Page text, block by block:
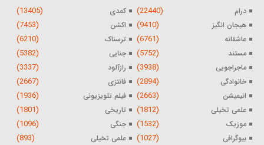
درام (22440) کمدی (13405)
هیجان انگیز (9410) اکشن (7453)
عاشقانه (6761) ترسناک (6210)
مستند (5752) جنایی (5382)
ماجراجویی (3938) رازآلود (3337)
خانوادگی (2894) فانتزی (2667)
انیمیشن (2663) فیلم تلویزیونی (1936)
علمی تخیلی (1812) تاریخی (1801)
موزیک (1532) جنگی (1096)
بیوگرافی (1027) علمی تخیلی (893)